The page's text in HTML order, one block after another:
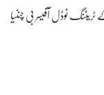
نوڈل آفیسر بی چننیا